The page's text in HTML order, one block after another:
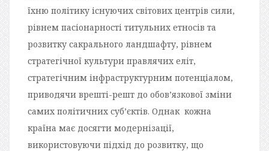
їхню політику існуючих світових центрів сили,
рівнем пасіонарності титульних етносів та
розвитку сакрального ландшафту, рівнем
стратегічної культури правлячих еліт,
стратегічним інфраструктурним потенціалом,
приводячи врешті-решт до обов’язкової зміни
самих політичних суб’єктів. Однак кожна
країна має досягти модернізації,
використовуючи підхід до розвитку, що